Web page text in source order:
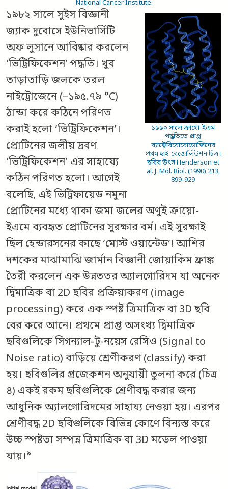
National Cancer Institute.
১৯৯০ সালে ক্রায়ো-ইএম
পদ্ধতিতে প্রাপ্ত
ব্যাক্টেরিয়োরোডোপ্সিনের
প্রথম হাই-রেজোলিউশন চিত্র।
ছবির উৎস Henderson et
al. J. Mol. Biol. (1990) 213,
899-929
১৯৮২ সালে সুইস বিজ্ঞানী
জ্যাক দুবোসে ইউনিভার্সিটি
অফ লুসানে আবিষ্কার করলেন
‘ভিট্রিফিকেশন’ পদ্ধতি। খুব
তাড়াতাড়ি জলকে তরল
নাইট্রোজেনে (−১৯৫.৭৯ °C)
ঠান্ডা করে কঠিনে পরিণত
করাই হলো ‘ভিট্রিফিকেশন’।
প্রোটিনের জলীয় দ্রবণ
‘ভিট্রিফিকেশন’ এর সাহায্যে
কঠিন পরিণত হলো। আগেই
বলেছি, এই ভিট্রিফায়েড নমুনা
প্রোটিনের মধ্যে থাকা জমা জলের অণুই ক্রায়ো-
ইএমে ব্যবহৃত প্রোটিনের সুরক্ষার বর্ম। এই সুরক্ষাই
ছিল হেন্ডারসনের কাছে ‘মোস্ট ওয়ান্টেড’! আশির
দশকের মাঝামাঝি জার্মান বিজ্ঞানী জোয়াকিম ফ্রাঙ্ক
তৈরী করলেন এক উন্নততর অ্যালগোরিদম যা অনেক
দ্বিমাত্রিক বা 2D ছবির প্রক্রিয়াকরণ (image
processing) করে এক স্পষ্ট ত্রিমাত্রিক বা 3D ছবি
বের করে আনে। প্রথমে প্রাপ্ত অসংখ্য দ্বিমাত্রিক
ছবিগুলিকে সিগন্যাল-টু-নয়েস রেসিও (Signal to
Noise ratio) বাড়িয়ে শ্রেণীকরণ (classify) করা
হয়। ছবিগুলির প্রজেকশন অনুযায়ী তুলনা করে (চিত্র
৪) একই রকম ছবিগুলিকে শ্রেণীবদ্ধ করার জন্য
আধুনিক অ্যালগোরিদমের সাহায্য নেওয়া হয়। এরপর
শ্রেণীবদ্ধ 2D ছবিগুলিকে বিভিন্ন কোণে বিন্যস্ত করে
উচ্চ স্পষ্টতা সম্পন্ন ত্রিমাত্রিক বা 3D মডেল পাওয়া
যায়।৯